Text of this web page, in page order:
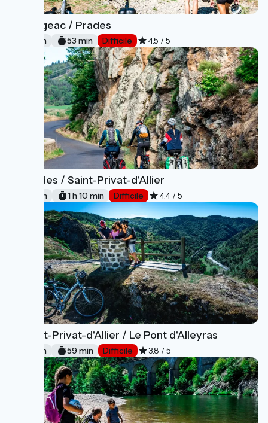
Langeac / Prades
13 km 53 min Difficile 4.5 / 5
Prades / Saint-Privat-d'Allier
18 km 1 h 10 min Difficile 4.4 / 5
Saint-Privat-d'Allier / Le Pont d'Alleyras
15 km 59 min Difficile 3.8 / 5